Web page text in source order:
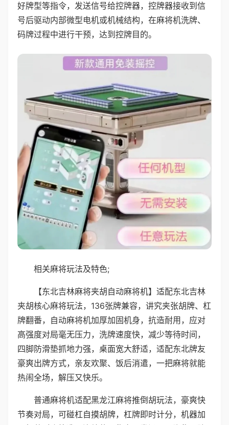
好牌型等指令，发送信号给控牌器，控牌器接收到信
号后驱动内部微型电机或机械结构，在麻将机洗牌、
码牌过程中进行干预，达到控牌目的。
相关麻将玩法及特色;
【东北吉林麻将夹胡自动麻将机】适配东北吉林
夹胡核心麻将玩法，136张牌兼容，讲究夹张胡牌、杠
牌翻番，自动麻将机加厚加固机身，抗造耐用，应对
高强度对局毫无压力，洗牌速度快，减少等待时间，
四脚防滑垫抓地力强，桌面宽大舒适，适配东北牌友
豪爽出牌方式，亲友欢聚、饭后消遣，一把麻将就能
热闹全场，解压又快乐。
普通麻将机适配黑龙江麻将推倒胡玩法，豪爽快
节奏对局，可碰杠自摸胡牌，杠牌即时计分，机器加